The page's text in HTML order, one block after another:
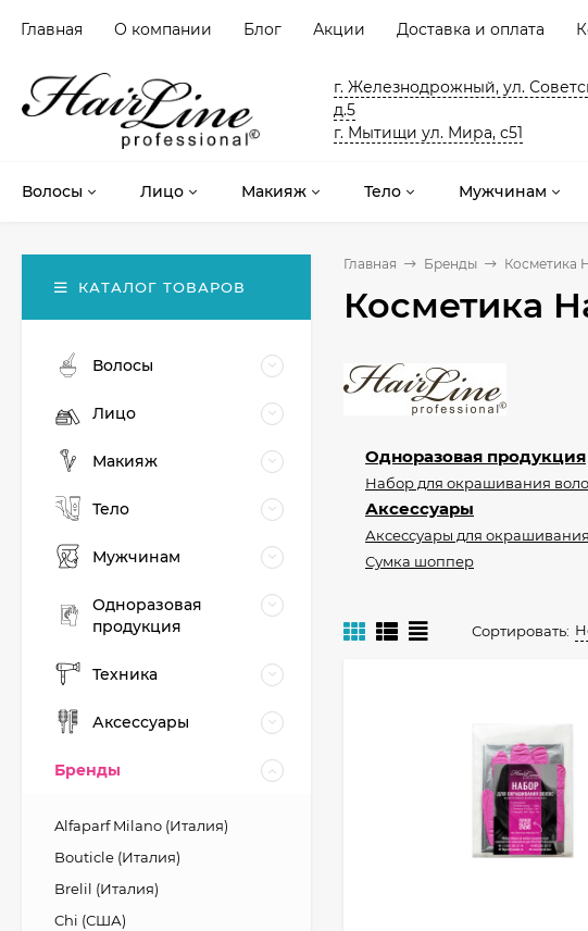
Главная О компании Блог Акции Доставка и оплата
г. Железнодрожный, ул.
д.5
г. Мытищи ул. Мира, с51
Волосы Лицо Макияж Тело Мужчинам
Главная Бренды Косметика
Косметика
Одноразовая продукция
Набор для окрашивания
Аксессуары
Аксессуары для
Сумка шоппер
Сортировать:
КАТАЛОГ ТОВАРОВ
Волосы
Лицо
Макияж
Тело
Мужчинам
Одноразовая
продукция
Техника
Аксессуары
Бренды
Alfaparf Milano (Италия)
Bouticle (Италия)
Brelil (Италия)
Chi (США)